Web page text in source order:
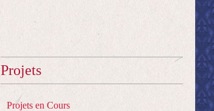
Projets
Projets en Cours